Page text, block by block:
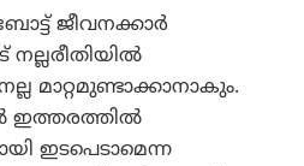
ജീവനക്കാര്‍
മാറ്റമുണ്ടാക്കാനാകും.
ഇത്തരത്തില്‍
ഇടപെടാമെന്ന